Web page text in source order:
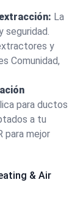
La
seguridad.
y
Comunidad,
para ductos
a tu
para mejor
& Air